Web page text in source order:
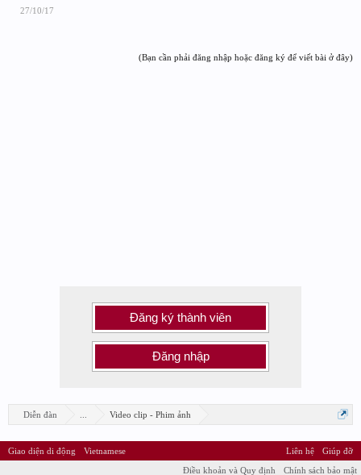
27/10/17
(Bạn cần phải đăng nhập hoặc đăng ký để viết bài ở đây)
Đăng ký thành viên
Đăng nhập
Diễn đàn Video clip - Phim ảnh
Giao diện di động Vietnamese Liên hệ
Giúp đỡ
Điều khoản và Quy định
Chính sách bảo mật